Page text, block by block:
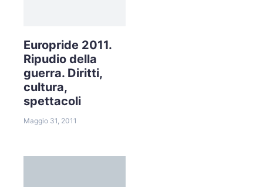
Europride 2011.
Ripudio della
guerra. Diritti,
cultura,
spettacoli
Maggio 31, 2011